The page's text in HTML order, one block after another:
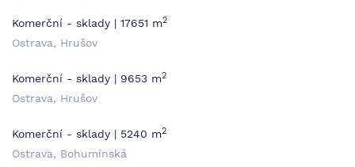
Komerční - sklady | 17651 m2
Ostrava, Hrušov
Komerční - sklady | 9653 m2
Ostrava, Hrušov
Komerční - sklady | 5240 m2
Ostrava, Bohumínská